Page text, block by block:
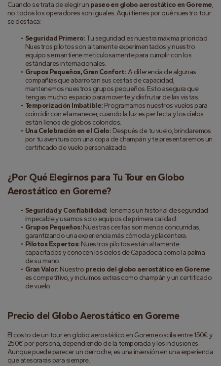
Cuando se trata de elegir un paseo en globo aerostático en Goreme,
no todos los operadores son iguales. Aquí tienes por qué nuestro tour
se destaca:
Seguridad Primero: Tu seguridad es nuestra máxima prioridad.
Nuestros pilotos son altamente experimentados y nuestro
equipo se mantiene meticulosamente para cumplir con los
estándares internacionales.
Grupos Pequeños, Gran Confort: A diferencia de algunas
compañías que abarrotan sus cestas de capacidad,
mantenemos nuestros grupos pequeños. Esto asegura que
tengas mucho espacio para moverte y disfrutar de las vistas.
Temporización Imbatible: Programamos nuestros vuelos para
coincidir con el amanecer, cuando la luz es perfecta y los cielos
están llenos de globos coloridos.
Una Celebración en el Cielo: Después de tu vuelo, brindaremos
por tu aventura con una copa de champán y te presentaremos un
certificado de vuelo personalizado.
¿Por Qué Elegirnos para Tu Tour en Globo
Aerostático en Goreme?
Seguridad y Confiabilidad: Tenemos un historial de seguridad
impecable y usamos solo equipos de primera calidad.
Grupos Pequeños: Nuestras cestas son menos concurridas,
garantizando una experiencia más cómoda y placentera.
Pilotos Expertos: Nuestros pilotos están altamente
capacitados y conocen los cielos de Capadocia como la palma
de su mano.
Gran Valor: Nuestro precio del globo aerostático en Goreme
es competitivo, y incluimos extras como champán y un certificado
de vuelo.
Precio del Globo Aerostático en Goreme
El costo de un tour en globo aerostático en Goreme oscila entre 150€ y
250€ por persona, dependiendo de la temporada y los inclusiones.
Aunque puede parecer un derroche, es una inversión en una experiencia
que atesorarás para siempre.